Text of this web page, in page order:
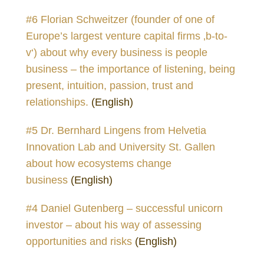
#6 Florian Schweitzer (founder of one of
Europe’s largest venture capital firms ‚b-to-
v‘) about why every business is people
business – the importance of listening, being
present, intuition, passion, trust and
relationships. (English)
#5 Dr. Bernhard Lingens from Helvetia
Innovation Lab and University St. Gallen
about how ecosystems change
business (English)
#4 Daniel Gutenberg – successful unicorn
investor – about his way of assessing
opportunities and risks (English)